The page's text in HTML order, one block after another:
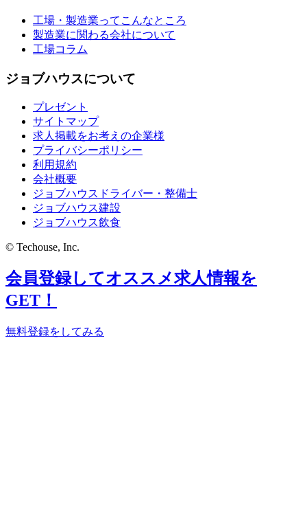
工場・製造業ってこんなところ
製造業に関わる会社について
工場コラム
ジョブハウスについて
プレゼント
サイトマップ
求人掲載をお考えの企業様
プライバシーポリシー
利用規約
会社概要
ジョブハウスドライバー・整備士
ジョブハウス建設
ジョブハウス飲食
© Techouse, Inc.
会員登録してオススメ求人情報を
GET！
無料登録をしてみる